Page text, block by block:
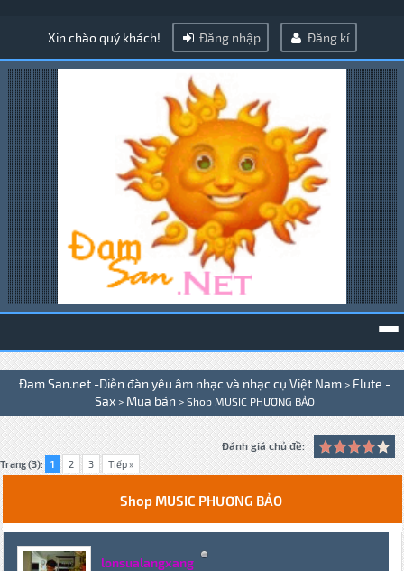
Xin chào quý khách! Đăng nhập Đăng kí
Đam San.net -Diễn đàn yêu âm nhạc và nhạc cụ Việt Nam > Flute -
Sax > Mua bán > Shop MUSIC PHƯƠNG BẢO
Trang (3): 1 2 3 Tiếp »
Đánh giá chủ đề:
Shop MUSIC PHƯƠNG BẢO
lonsualangxang